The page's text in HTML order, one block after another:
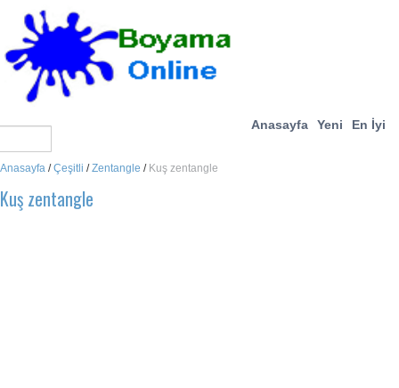
Anasayfa Yeni En İyi
Anasayfa /Çeşitli /Zentangle / Kuş zentangle
Kuş zentangle